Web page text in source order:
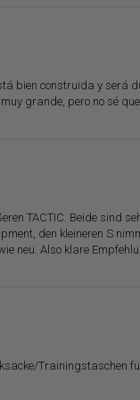
bien construida y será
grande, pero no sé
TACTIC. Beide sind
den kleineren S
neu. Also klare
Trainingstaschen